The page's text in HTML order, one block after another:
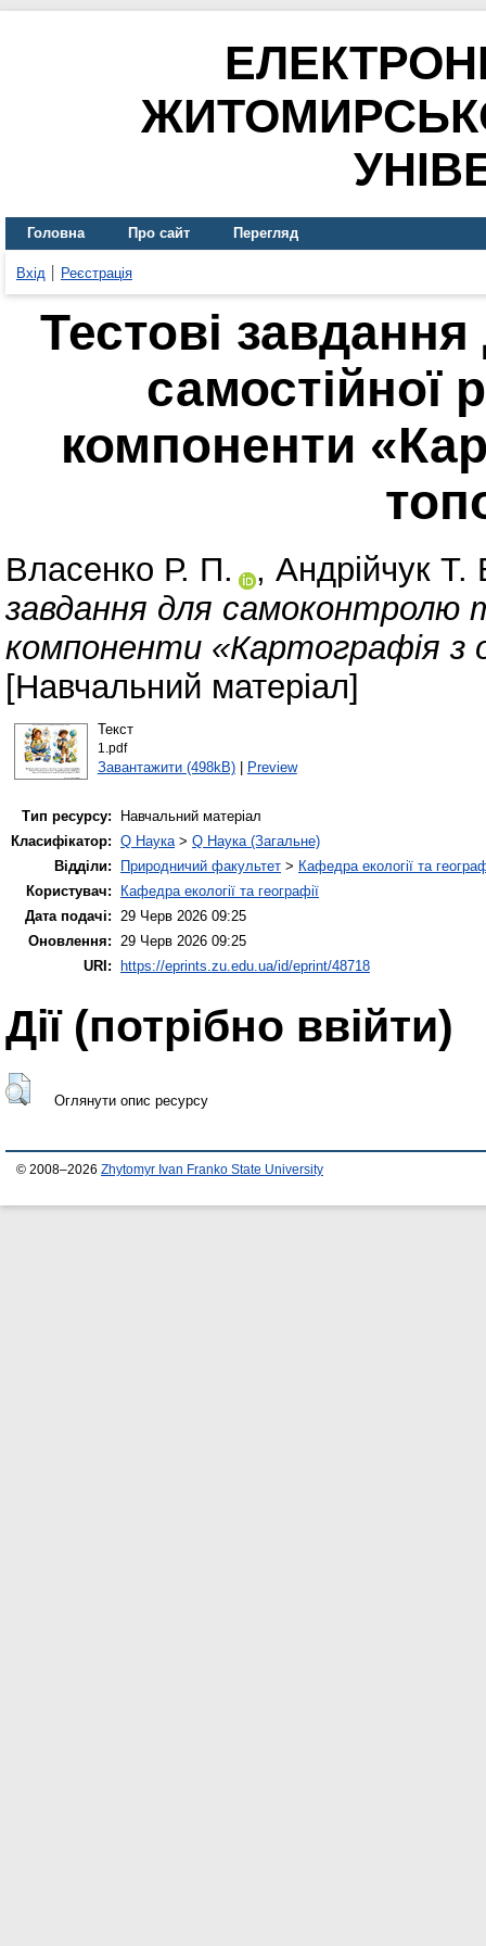
Головна Про сайт Перегляд
Вхід Реєстрація
Тестові
самостійної
компоненти
Власенко Р. П. , Андрійчук Т.
завдання для самоконтролю
компоненти «Картографія з
[Навчальний матеріал]
Текст
1.pdf
Завантажити (498kB)| Preview
Тип ресурсу:
Навчальний матеріал
Класифікатор: Q Наука> Q Наука (Загальне)
Відділи:
Природничий факультет > Кафедра екології та
Користувач:
Кафедра екології та географії
Дата подачі: 29 Черв 2026 09:25
Оновлення: 29 Черв 2026 09:25
URI:
https://eprints.zu.edu.ua/id/eprint/48718
Дії ​​(потрібно ввійти)
Оглянути опис ресурсу
© 2008–2026 Zhytomyr Ivan Franko State University